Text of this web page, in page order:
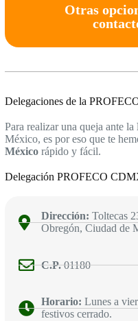
Otras
Delegaciones de la
Para realizar una queja ante la
México, es por eso que te
Méxicorápido y fácil.
Delegación PROFECO
Dirección: Toltecas
Obregón, Ciudad de
C.P.01180
Horario: Lunes a
festivos cerrado.